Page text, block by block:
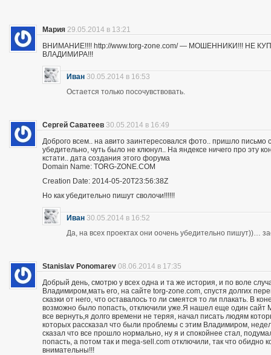
Мария 29.05.2014 в 13:21
ВНИМАНИЕ!!!! http://www.torg-zone.com/ — МОШЕННИКИ!!! НЕ
ВЛАДИМИРА!!!
Иван 30.05.2014 в 16:53
Остается только посочувствовать.
Сергей Саватеев 30.05.2014 в 16:49
Доброго всем.. на авито заинтересовался фото.. пришло
убедительно, чуть было не клюнул.. На яндексе ничего про
кстати.. дата создания этого форума
Domain Name: TORG-ZONE.COM
Creation Date: 2014-05-20T23:56:38Z
Но как убедительно пишут сволочи!!!!!!
Иван 30.05.2014 в 16:52
Да, на всех проектах они оочень убедительно пишут))…
Stanislav Ponomarev 08.06.2014 в 17:35
Добрый день, смотрю у всех одна и та же история, и по воле
Владимиром,мать его, на сайте torg-zone.com, спустя долгих
сказки от него, что оставалось то ли смеятся то ли плакать. В
возможно было попасть, отключили уже.Я нашел еще один
все вернуть,я долго времени не теряя, начал писать людям
которых рассказал что были проблемы с этим Владимиром,
сказал что все прошло нормально, ну я и спокойнее стал,
попасть, а потом так и mega-sell.com отключили, так что обидно
внимательны!!!